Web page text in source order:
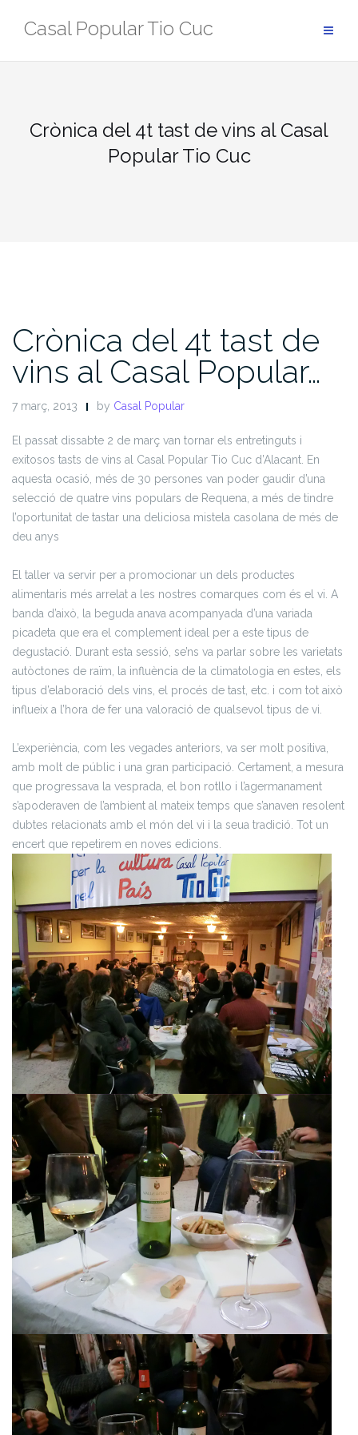
Casal Popular Tio Cuc
Crònica del 4t tast de vins al Casal
Popular Tio Cuc
Crònica del 4t tast de
vins al Casal Popular…
7 març, 2013 by Casal Popular
El passat dissabte 2 de març van tornar els entretinguts i
exitosos tasts de vins al Casal Popular Tio Cuc d’Alacant. En
aquesta ocasió, més de 30 persones van poder gaudir d’una
selecció de quatre vins populars de Requena, a més de tindre
l’oportunitat de tastar una deliciosa mistela casolana de més de
deu anys
El taller va servir per a promocionar un dels productes
alimentaris més arrelat a les nostres comarques com és el vi. A
banda d’això, la beguda anava acompanyada d’una variada
picadeta que era el complement ideal per a este tipus de
degustació. Durant esta sessió, se’ns va parlar sobre les varietats
autòctones de raïm, la influència de la climatologia en estes, els
tipus d’elaboració dels vins, el procés de tast, etc. i com tot això
influeix a l’hora de fer una valoració de qualsevol tipus de vi.
L’experiència, com les vegades anteriors, va ser molt positiva,
amb molt de públic i una gran participació. Certament, a mesura
que progressava la vesprada, el bon rotllo i l’agermanament
s’apoderaven de l’ambient al mateix temps que s’anaven resolent
dubtes relacionats amb el món del vi i la seua tradició. Tot un
encert que repetirem en noves edicions.